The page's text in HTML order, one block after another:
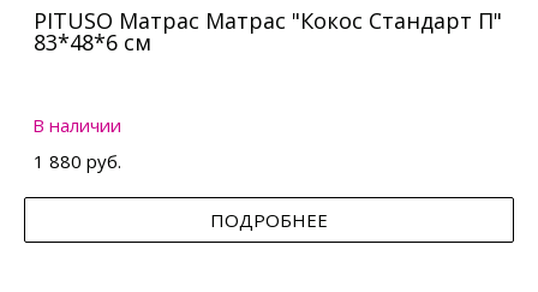
PITUSO Матрас Матрас "Кокос Стандарт П"
83*48*6 см
В наличии
1 880 руб.
ПОДРОБНЕЕ